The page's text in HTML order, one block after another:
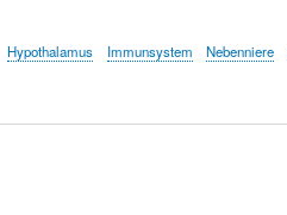
Hypothalamus Immunsystem Nebenniere